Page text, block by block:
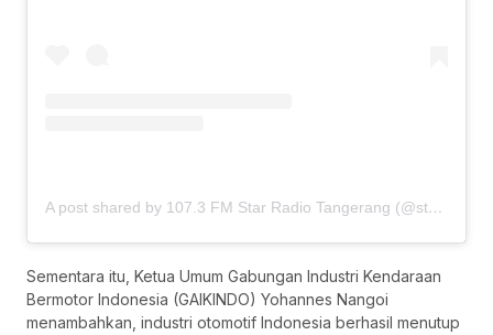
A post shared by 107.3 FM Star Radio Tangerang (@staradiotangerang)
Sementara itu, Ketua Umum Gabungan Industri Kendaraan
Bermotor Indonesia (GAIKINDO) Yohannes Nangoi
menambahkan, industri otomotif Indonesia berhasil menutup